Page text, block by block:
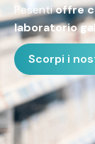
Pesentioffre
laboratorio
Scorpi i